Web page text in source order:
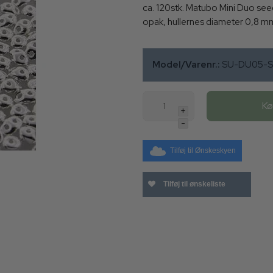
ca. 120stk. Matubo Mini Duo
opak, hullernes diameter 0,8
Model/Varenr.: SU-DU05-
+
-
Tilføj til Ønskeskyen
Tilføj til ønskeliste